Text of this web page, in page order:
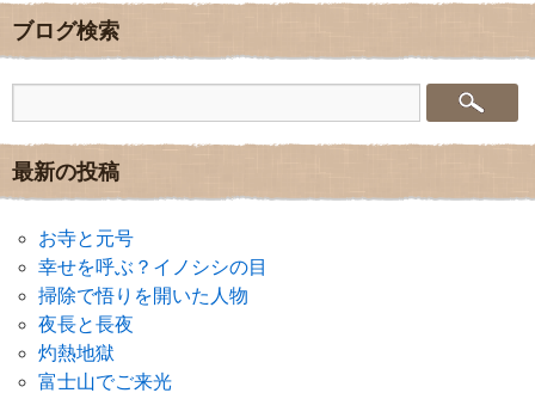
ブログ検索
最新の投稿
お寺と元号
幸せを呼ぶ？イノシシの目
掃除で悟りを開いた人物
夜長と長夜
灼熱地獄
富士山でご来光